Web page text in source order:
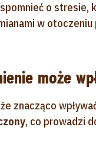
o stresie,
w
może
znacząco
, co prowadzi